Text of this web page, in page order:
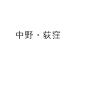
中野・荻窪